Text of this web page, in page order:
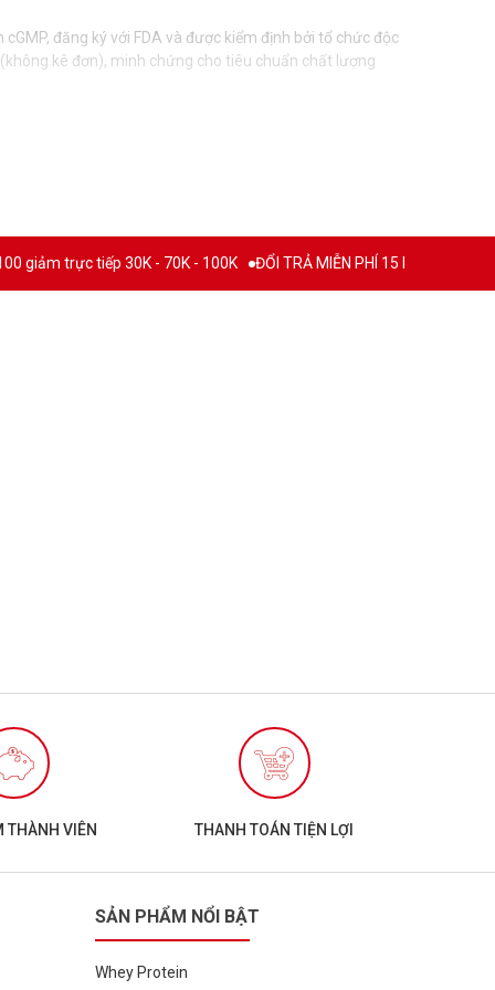
đăng ký với FDA và được kiểm định bởi tổ chức độc
kê đơn), minh chứng cho tiêu chuẩn chất lượng
triển các công thức mới dựa trên nền tảng khoa học,
trực tiếp 30K - 70K - 100K ĐỔI TRẢ MIỄN PHÍ 15 NGÀY
THÀNH VIÊN THANH TOÁN TIỆN LỢI
SẢN PHẨM NỔI BẬT
Whey Protein